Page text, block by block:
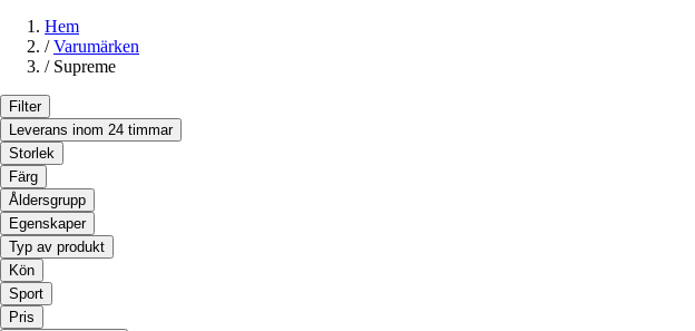
Hem
/ Varumärken
/ Supreme
Filter
Leverans inom 24 timmar
Storlek
Färg
Åldersgrupp
Egenskaper
Typ av produkt
Kön
Sport
Pris